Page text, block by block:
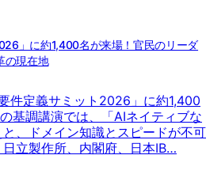
」に約1,400名が来場！官民のリーダ
の現在地
件定義サミット2026」に約1,400
基調講演では、「AIネイティブな
、ドメイン知識とスピードが不可
立製作所、内閣府、日本IB…